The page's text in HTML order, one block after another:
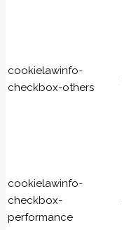
cookielawinfo-
checkbox-others
cookielawinfo-
checkbox-
performance